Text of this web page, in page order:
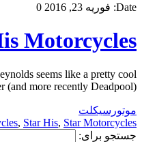
Date: فوریه 23, 2016 0
Motorcycles
seems like a pretty cool
more recently Deadpool) […]
موتورسیکلت
, Star His, Star Motorcycles
جستجو برای: